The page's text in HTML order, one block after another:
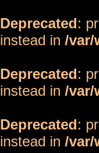
Deprecated:
instead in /var/
Deprecated:
instead in /var/
Deprecated:
instead in /var/